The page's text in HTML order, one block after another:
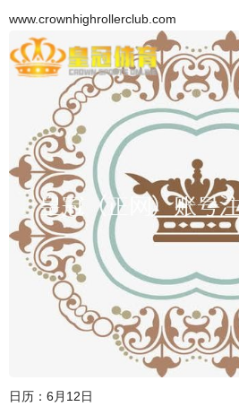
www.crownhighrollerclub.com
日历：6月12日